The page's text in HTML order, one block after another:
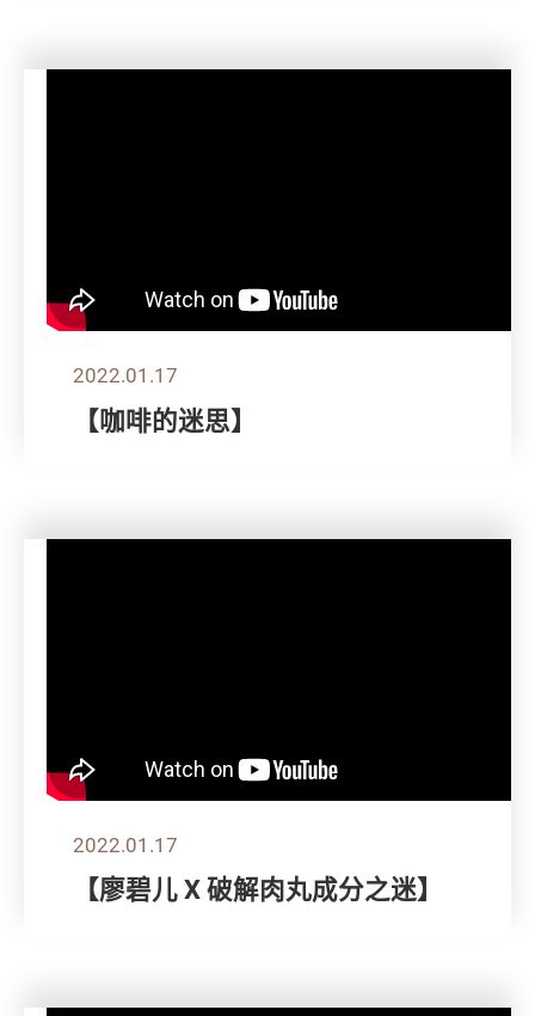
2022.01.17
【咖啡的迷思】
2022.01.17
【廖碧儿 X 破解肉丸成分之迷】